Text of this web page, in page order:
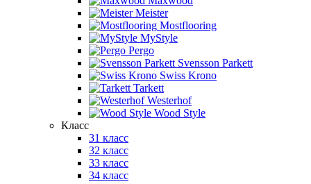
Meister
Mostflooring
MyStyle
Pergo
Svensson Parkett
Swiss Krono
Tarkett
Westerhof
Wood Style
Класс
31 класс
32 класс
33 класс
34 класс